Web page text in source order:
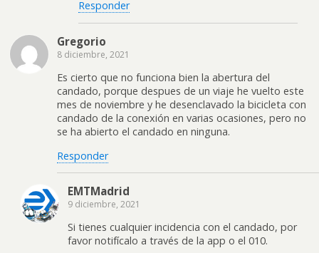
Responder
Gregorio
8 diciembre, 2021
Es cierto que no funciona bien la abertura del
candado, porque despues de un viaje he vuelto este
mes de noviembre y he desenclavado la bicicleta con
candado de la conexión en varias ocasiones, pero no
se ha abierto el candado en ninguna.
Responder
EMTMadrid
9 diciembre, 2021
Si tienes cualquier incidencia con el candado, por
favor notifícalo a través de la app o el 010.